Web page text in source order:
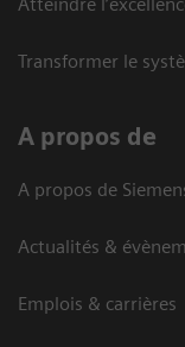
Transformer le
A propos de
A propos de
Actualités &
Emplois & carrières